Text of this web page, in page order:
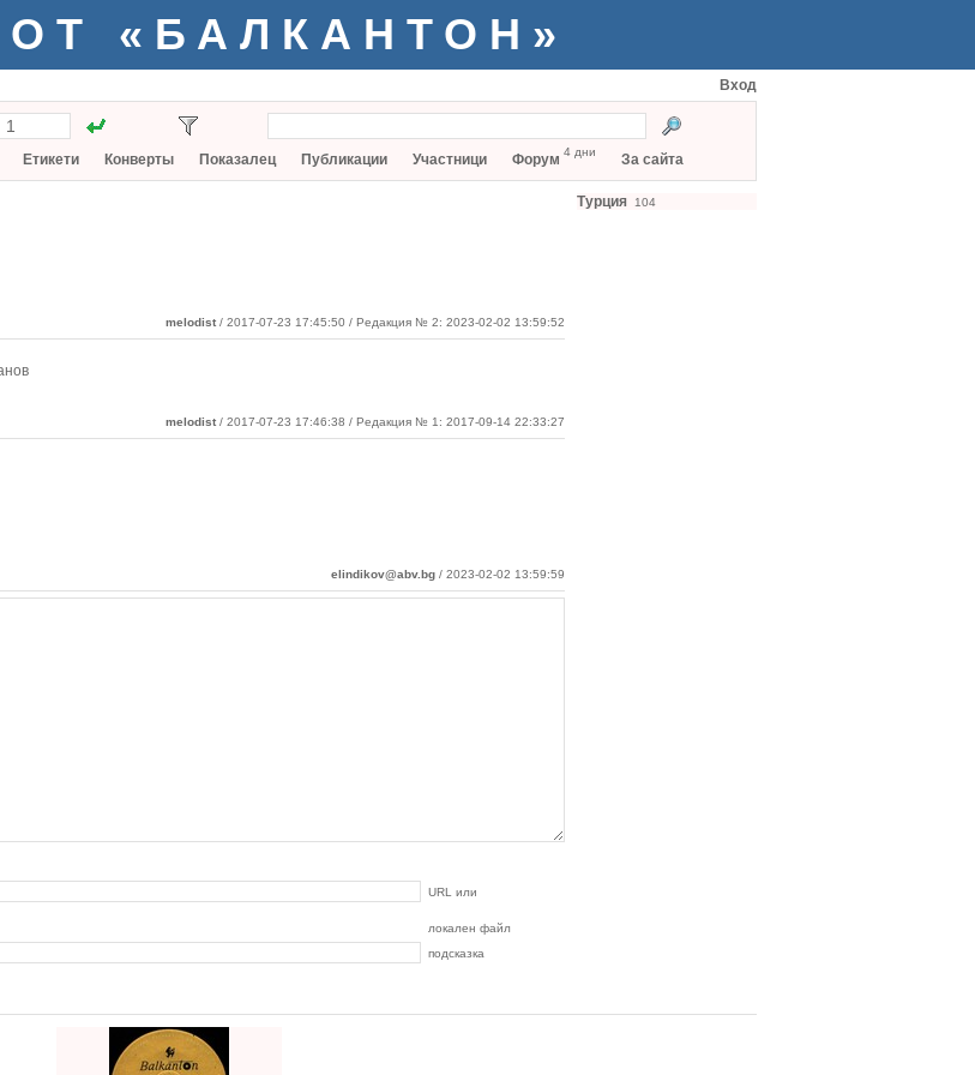
«БАЛКАНТОН»
Вход
Етикети Конверты Показалец Публикации Участници Форум 4 дни За сайта
melodist / 2017-07-23 17:45:50 / Редакция № 2: 2023-02-02 13:59:52
melodist / 2017-07-23 17:46:38 / Редакция № 1: 2017-09-14 22:33:27
elindikov@abv.bg / 2023-02-02 13:59:59
URL или
локален файл
подсказка
Турция 104